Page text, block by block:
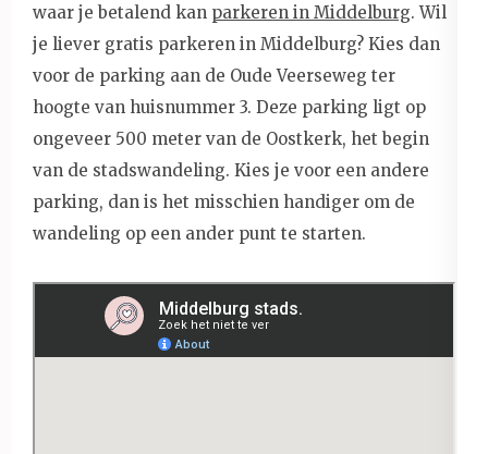
waar je betalend kan parkeren in Middelburg. Wil
je liever gratis parkeren in Middelburg? Kies dan
voor de parking aan de Oude Veerseweg ter
hoogte van huisnummer 3. Deze parking ligt op
ongeveer 500 meter van de Oostkerk, het begin
van de stadswandeling. Kies je voor een andere
parking, dan is het misschien handiger om de
wandeling op een ander punt te starten.